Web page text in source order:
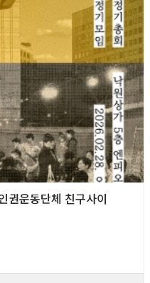
운동단체 친구사이